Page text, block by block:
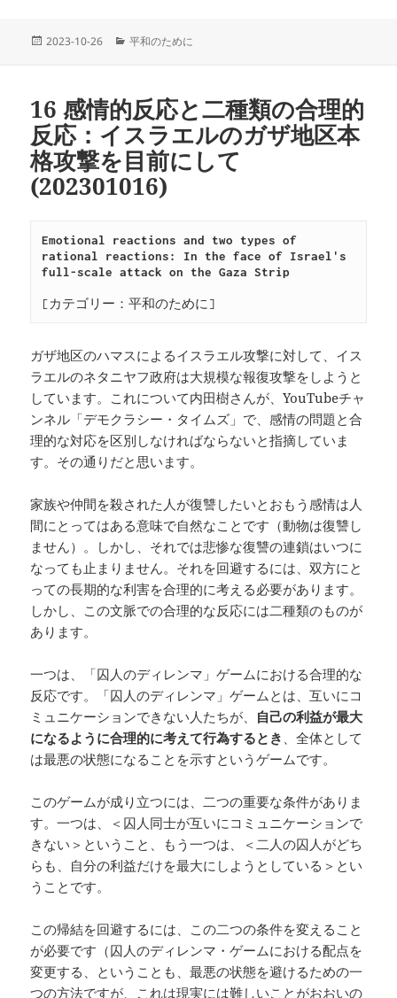
投
2023-10-26
カ
ー
平和のために
16 感情的反応と二種類の合理的
反応：イスラエルのガザ地区本
格攻撃を目前にして
(202301016)
Emotional reactions and two types of
rational reactions: In the face of Israel's
full-scale attack on the Gaza Strip
[カテゴリー：平和のために]
ガザ地区のハマスによるイスラエル攻撃に対して、イス
ラエルのネタニヤフ政府は大規模な報復攻撃をしようと
しています。これについて内田樹さんが、YouTubeチャ
ンネル「デモクラシー・タイムズ」で、感情の問題と合
理的な対応を区別しなければならないと指摘していま
す。その通りだと思います。
家族や仲間を殺された人が復讐したいとおもう感情は人
間にとってはある意味で自然なことです（動物は復讐し
ません）。しかし、それでは悲惨な復讐の連鎖はいつに
なっても止まりません。それを回避するには、双方にと
っての長期的な利害を合理的に考える必要があります。
しかし、この文脈での合理的な反応には二種類のものが
あります。
一つは、「囚人のディレンマ」ゲームにおける合理的な
反応です。「囚人のディレンマ」ゲームとは、互いにコ
ミュニケーションできない人たちが、 自己の利益が最大
になるように合理的に考えて行為するとき
、全体として
は最悪の状態になることを示すというゲームです。
このゲームが成り立つには、二つの重要な条件がありま
す。一つは、＜囚人同士が互いにコミュニケーションで
きない＞ということ、もう一つは、＜二人の囚人がどち
らも、自分の利益だけを最大にしようとしている＞とい
うことです。
この帰結を回避するには、この二つの条件を変えること
が必要です（囚人のディレンマ・ゲームにおける配点を
変更する、ということも、最悪の状態を避けるための一
つの方法ですが、これは現実には難しいことがおおいの